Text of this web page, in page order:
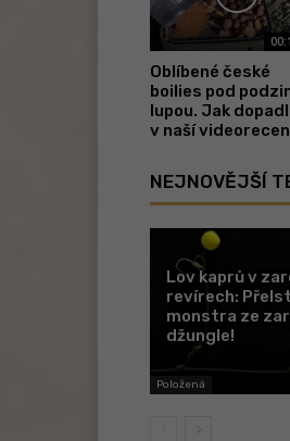
Oblíbené české
boilies pod
lupou. Jak
v naší
NEJNOVĚJŠÍ
Položená
Lov kaprů v
revírech:
monstra ze
džungle!